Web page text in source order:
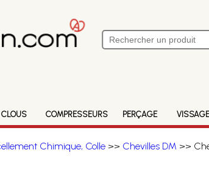
CLOUS COMPRESSEURS PERÇAGE VISSAGE
Chimique, Colle>> Chevilles DM >>